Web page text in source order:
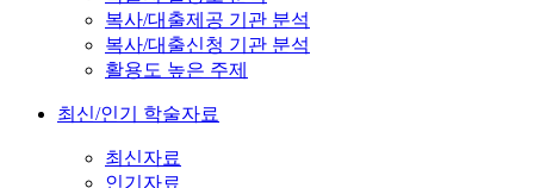
복사/대출제공 기관 분석
복사/대출신청 기관 분석
활용도 높은 주제
최신/인기 학술자료
최신자료
인기자료